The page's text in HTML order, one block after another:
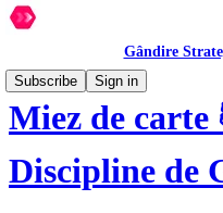
Gândire
Subscribe
Sign in
Miez de carte
Discipline de